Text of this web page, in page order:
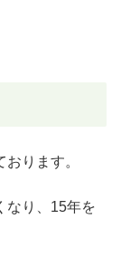
ります。
なり、15年を